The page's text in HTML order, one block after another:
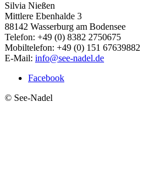
Silvia Nießen
Mittlere Ebenhalde 3
88142 Wasserburg am Bodensee
Telefon: +49 (0) 8382 2750675
Mobiltelefon: +49 (0) 151 67639882
E-Mail: info@see-nadel.de
Facebook
© See-Nadel